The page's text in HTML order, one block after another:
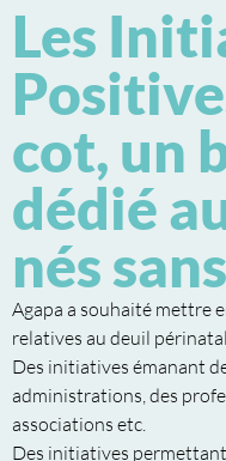
Les
cot, un
dédié
nés
Agapa a souhaité mettre
relatives au deuil
Des initiatives émanant
administrations, des
associations etc.
Des initiatives